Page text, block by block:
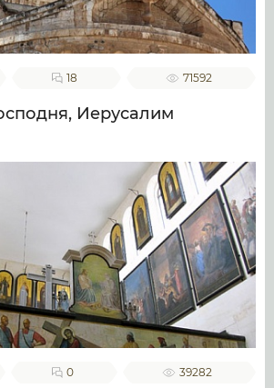
18 71592
Иерусалим
0 39282